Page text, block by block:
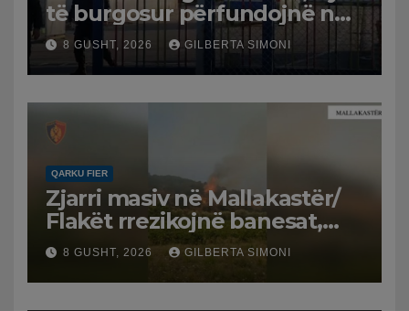
të burgosur përfundojnë në
spital
8 GUSHT, 2026 GILBERTA SIMONI
QARKU FIER
Zjarri masiv në Mallakastër/
Flakët rrezikojnë banesat,
Policia evakuon disa familje
në Koilac
8 GUSHT, 2026 GILBERTA SIMONI